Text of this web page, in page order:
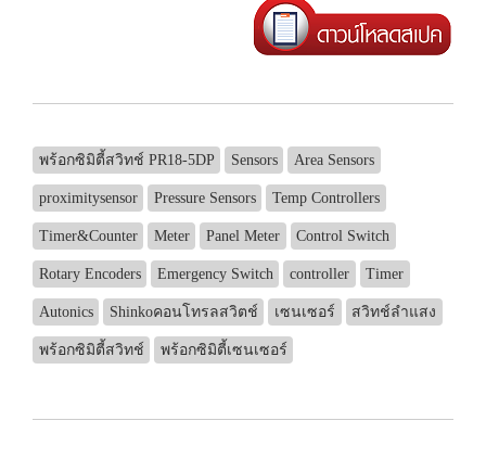
พร้อกซิมิตี้สวิทช์ PR18-5DP Sensors Area Sensors
proximitysensor Pressure Sensors Temp Controllers
Timer&Counter Meter Panel Meter Control Switch
Rotary Encoders Emergency Switch controller Timer
Autonics Shinkoคอนโทรลสวิตช์ เซนเซอร์ สวิทช์ลำแสง
พร้อกซิมิตี้สวิทช์ พร้อกซิมิตี้เซนเซอร์